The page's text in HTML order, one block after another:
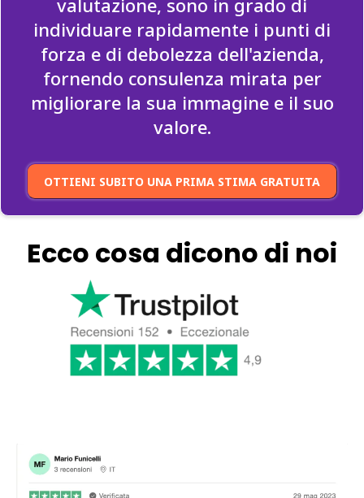
valutazione, sono in grado di
individuare rapidamente i punti di
forza e di debolezza dell'azienda,
fornendo consulenza mirata per
migliorare la sua immagine e il suo
valore.
OTTIENI SUBITO UNA PRIMA STIMA GRATUITA
Ecco cosa dicono di noi